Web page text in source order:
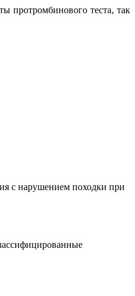
протромбинового теста, так
с нарушением походки при